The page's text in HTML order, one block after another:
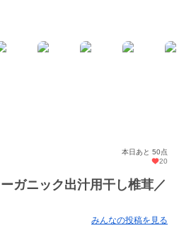
本日あと 50点
20
ガニック出汁用干し椎茸／
みんなの投稿を見る